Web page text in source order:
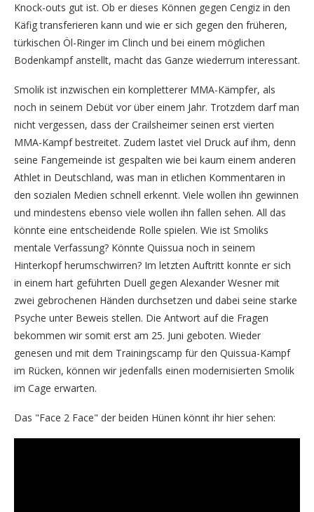
Knock-outs gut ist. Ob er dieses Können gegen Cengiz in den
Käfig transferieren kann und wie er sich gegen den früheren,
türkischen Öl-Ringer im Clinch und bei einem möglichen
Bodenkampf anstellt, macht das Ganze wiederrum interessant.
Smolik ist inzwischen ein kompletterer MMA-Kämpfer, als
noch in seinem Debüt vor über einem Jahr. Trotzdem darf man
nicht vergessen, dass der Crailsheimer seinen erst vierten
MMA-Kampf bestreitet. Zudem lastet viel Druck auf ihm, denn
seine Fangemeinde ist gespalten wie bei kaum einem anderen
Athlet in Deutschland, was man in etlichen Kommentaren in
den sozialen Medien schnell erkennt. Viele wollen ihn gewinnen
und mindestens ebenso viele wollen ihn fallen sehen. All das
könnte eine entscheidende Rolle spielen. Wie ist Smoliks
mentale Verfassung? Könnte Quissua noch in seinem
Hinterkopf herumschwirren? Im letzten Auftritt konnte er sich
in einem hart geführten Duell gegen Alexander Wesner mit
zwei gebrochenen Händen durchsetzen und dabei seine starke
Psyche unter Beweis stellen. Die Antwort auf die Fragen
bekommen wir somit erst am 25. Juni geboten. Wieder
genesen und mit dem Trainingscamp für den Quissua-Kampf
im Rücken, können wir jedenfalls einen modernisierten Smolik
im Cage erwarten.
Das "Face 2 Face" der beiden Hünen könnt ihr hier sehen: